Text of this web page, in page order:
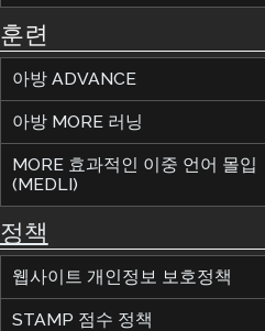
훈련
아방 ADVANCE
아방 MORE 러닝
MORE 효과적인 이중 언어 몰입
(MEDLI)
정책
웹사이트 개인정보 보호정책
STAMP 점수 정책